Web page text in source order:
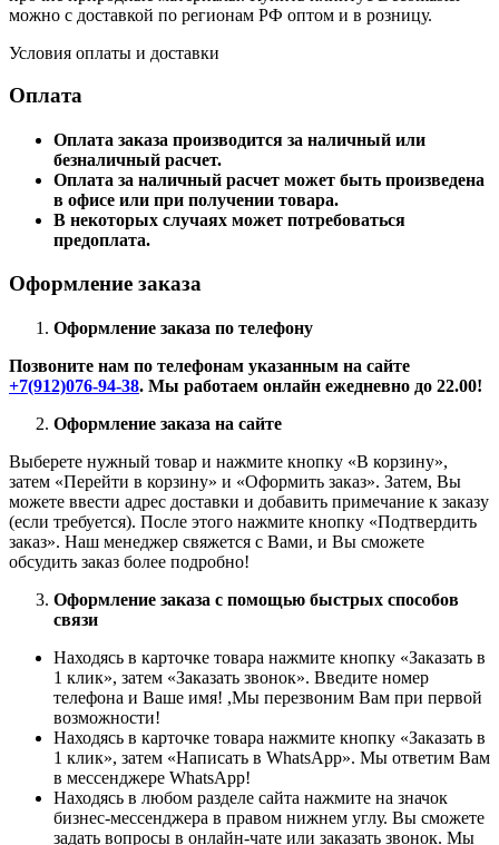
можно с доставкой по регионам РФ оптом и в розницу.
Условия оплаты и доставки
Оплата
Оплата заказа производится за наличный или
безналичный расчет.
Оплата за наличный расчет может быть произведена
в офисе или при получении товара.
В некоторых случаях может потребоваться
предоплата.
Оформление заказа
Оформление заказа по телефону
Позвоните нам по телефонам указанным на сайте
+7(912)076-94-38. Мы работаем онлайн ежедневно до 22.00!
Оформление заказа на сайте
Выберете нужный товар и нажмите кнопку «В корзину»,
затем «Перейти в корзину» и «Оформить заказ». Затем, Вы
можете ввести адрес доставки и добавить примечание к заказу
(если требуется). После этого нажмите кнопку «Подтвердить
заказ». Наш менеджер свяжется с Вами, и Вы сможете
обсудить заказ более подробно!
Оформление заказа с помощью быстрых способов
связи
Находясь в карточке товара нажмите кнопку «Заказать в
1 клик», затем «Заказать звонок». Введите номер
телефона и Ваше имя! ,Мы перезвоним Вам при первой
возможности!
Находясь в карточке товара нажмите кнопку «Заказать в
1 клик», затем «Написать в WhatsApp». Мы ответим Вам
в месcенджере WhatsApp!
Находясь в любом разделе сайта нажмите на значок
бизнес-мессенджера в правом нижнем углу. Вы сможете
задать вопросы в онлайн-чате или заказать звонок. Мы